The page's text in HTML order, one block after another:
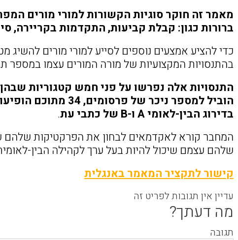
מאמר זה חוקר סוגיות הקשורות למורי מורים
ברורות כגון: קבלת קביעות, התקדמות בקריירה,
כדי להציע אמצעים נוספים לסייע למורי מורים
בהתנסויות המקצועיות של מורה המורים עצמו במספר
התנסויות אלה נפרשו על פני חמש קטגוריות
בדירוג הבין-לאומי A ו-B של כתבי עת
.
המחבר קורא לאקדמאים לבחון את הפרקטיקות שלהם
שלהם עצמם שיכול להיות בעל ערך לקהילה הבין-
קישור לתקציר המאמר באנגלית
עדיין אין תגובות לפריט זה
מה דעתך?
תגובה